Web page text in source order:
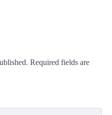
Required fields are